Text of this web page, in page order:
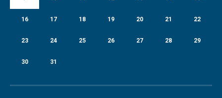
16 17 18 19 20 21 22
23 24 25 26 27 28 29
30 31